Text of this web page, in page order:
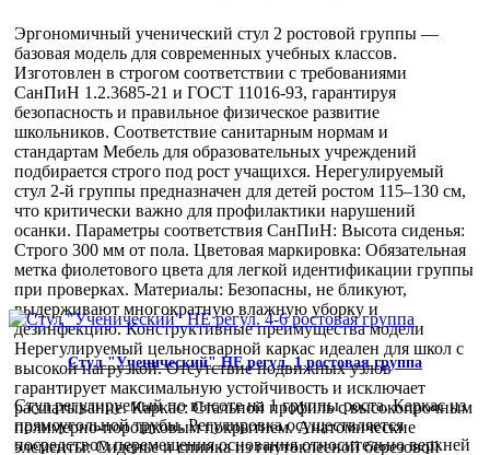
Эргономичный ученический стул 2 ростовой группы —
базовая модель для современных учебных классов.
Изготовлен в строгом соответствии с требованиями
СанПиН 1.2.3685-21 и ГОСТ 11016-93, гарантируя
безопасность и правильное физическое развитие
школьников. Соответствие санитарным нормам и
стандартам Мебель для образовательных учреждений
подбирается строго под рост учащихся. Нерегулируемый
стул 2-й группы предназначен для детей ростом 115–130 см,
что критически важно для профилактики нарушений
осанки. Параметры соответствия СанПиН: Высота сиденья:
Строго 300 мм от пола. Цветовая маркировка: Обязательная
метка фиолетового цвета для легкой идентификации группы
при проверках. Материалы: Безопасны, не бликуют,
выдерживают многократную влажную уборку и
дезинфекцию. Конструктивные преимущества модели
Нерегулируемый цельносварной каркас идеален для школ с
высокой нагрузкой. Отсутствие подвижных узлов
гарантирует максимальную устойчивость и исключает
расшатывание. Каркас: Стальной профиль с высокопрочным
полимерно-порошковым покрытием. Анатомические
элементы: Сиденье и спинка из гнутоклееной березовой
Стул "Ученический" НЕ регул. 1 ростовая группа
Стул регулируемый по высоте на 1 группы роста. Каркас из
прямоугольной трубы. Регулировка осуществляется
посредством перемещения основания относительно верхней